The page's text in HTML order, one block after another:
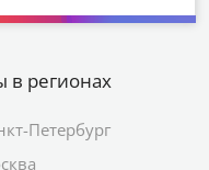
в регионах
Петербург